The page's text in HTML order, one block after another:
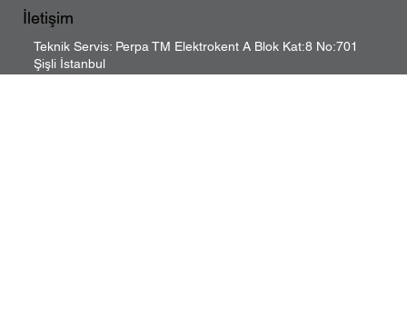
İletişim
Teknik Servis: Perpa TM Elektrokent A Blok Kat:8 No:701
Şişli İstanbul